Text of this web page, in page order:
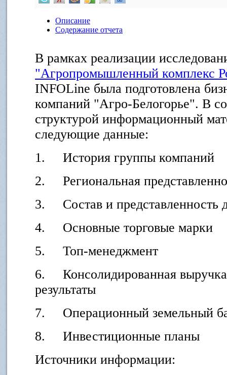
Описание
Содержание отчета
В рамках реализации
"Агропромышленный комплекс
INFOLine была подготовлена
компаний "Агро-Белогорье". В
структурой информационный
следующие данные:
1. История группы компаний
2. Региональная
3. Состав и представленность
4. Основные торговые марки
5. Топ-менеджмент
6. Консолидированная
результаты
7. Операционный земельный
8. Инвестиционные планы
Источники информации: